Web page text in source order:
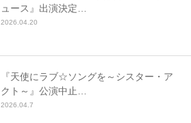
ュース』出演決定…
2026.04.20
『天使にラブ☆ソングを～シスター・ア
クト～』公演中止…
2026.04.7